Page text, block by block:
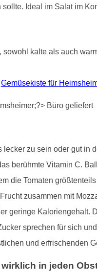
Ideal im Salat im
sowohl kalte als auch
Gemüsekiste für
zu sein oder gut
berühmte Vitamin C.
die Tomaten
zusammen mit
geringe Kaloriengehalt.
sprechen für sich
und erfrischenden
in jeden